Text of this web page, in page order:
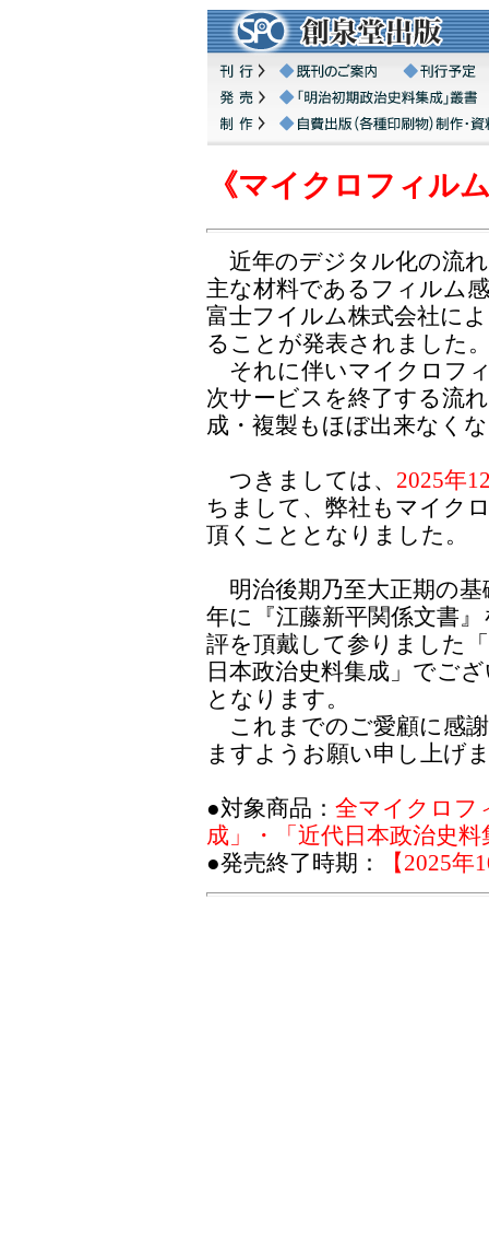
《マイクロフィル
近年のデジタル化の流
主な材料であるフィルム
富士フイルム株式会社に
ることが発表されました
それに伴いマイクロフ
次サービスを終了する流
成・複製もほぼ出来なく
つきましては、 2025年
ちまして、弊社もマイク
頂くこととなりました。
明治後期乃至大正期の基
年に『江藤新平関係文書
評を頂戴して参りました
日本政治史料集成」でご
となります。
これまでのご愛顧に感
ますようお願い申し上げ
●対象商品： 全マイクロフ
成」・「近代日本政治史料
●発売終了時期：
【2025